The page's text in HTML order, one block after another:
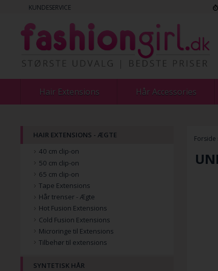
KUNDESERVICE
Hair Extensions Hår Accessories
Forside
HAIR EXTENSIONS - ÆGTE
40 cm clip-on
50 cm clip-on
65 cm clip-on
Tape Extensions
Hår trenser - Ægte
Hot Fusion Extensions
Cold Fusion Extensions
Microringe til Extensions
Tilbehør til extensions
SYNTETISK HÅR